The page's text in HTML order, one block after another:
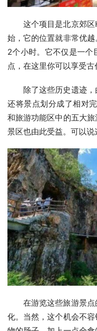
这个项目是北京郊
始，它的位置就非常优
2个小时。它不仅是一个
点，在这里你可以享受古
除了这些历史遗迹
还将景点划分成了相对
和旅游功能区中的五大
景区也由此受益。可以说
在游览这些旅游景
化。当然，这个机会不